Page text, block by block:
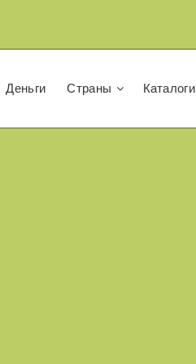
Деньги Страны Каталоги